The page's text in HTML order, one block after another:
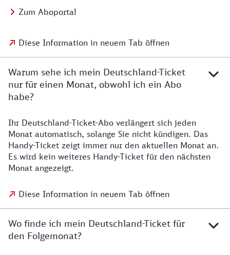
Zum Aboportal
Diese Information in neuem Tab öffnen
Warum sehe ich mein Deutschland-Ticket
nur für einen Monat, obwohl ich ein Abo
habe?
Ihr Deutschland-Ticket-Abo verlängert sich jeden
Monat automatisch, solange Sie nicht kündigen. Das
Handy-Ticket zeigt immer nur den aktuellen Monat an.
Es wird kein weiteres Handy-Ticket für den nächsten
Monat angezeigt.
Diese Information in neuem Tab öffnen
Wo finde ich mein Deutschland-Ticket für
den Folgemonat?